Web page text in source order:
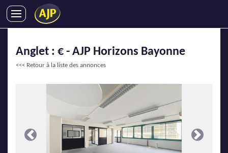
VENTES
LOCATIONS
GESTION LOCATIVE
IMMOBILIER NEUF
LOCATIONS DE VACANCES
Anglet : € - AJP Horizons Bayonne
<<< Retour à la liste des annonces
Précédente Suivante